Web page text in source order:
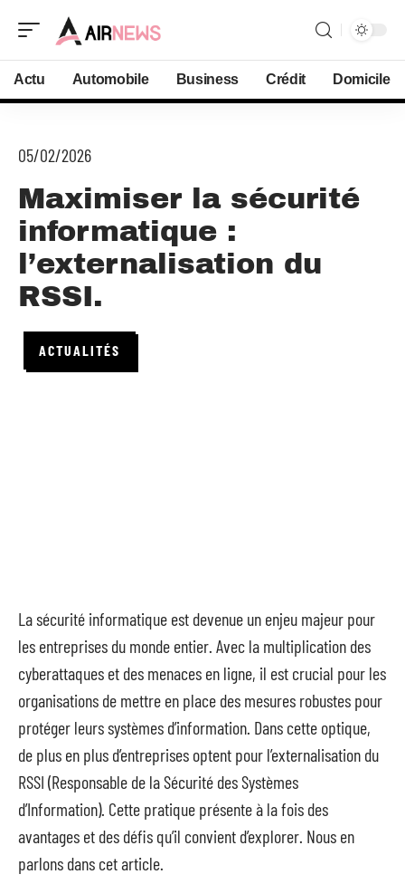
Actu Automobile Business Crédit Domicile
05/02/2026
Maximiser la sécurité
informatique :
l’externalisation du
RSSI.
ACTUALITÉS
La sécurité informatique est devenue un enjeu majeur pour
les entreprises du monde entier. Avec la multiplication des
cyberattaques et des menaces en ligne, il est crucial pour les
organisations de mettre en place des mesures robustes pour
protéger leurs systèmes d’information. Dans cette optique,
de plus en plus d’entreprises optent pour l’externalisation du
RSSI (Responsable de la Sécurité des Systèmes
d’Information). Cette pratique présente à la fois des
avantages et des défis qu’il convient d’explorer. Nous en
parlons dans cet article.